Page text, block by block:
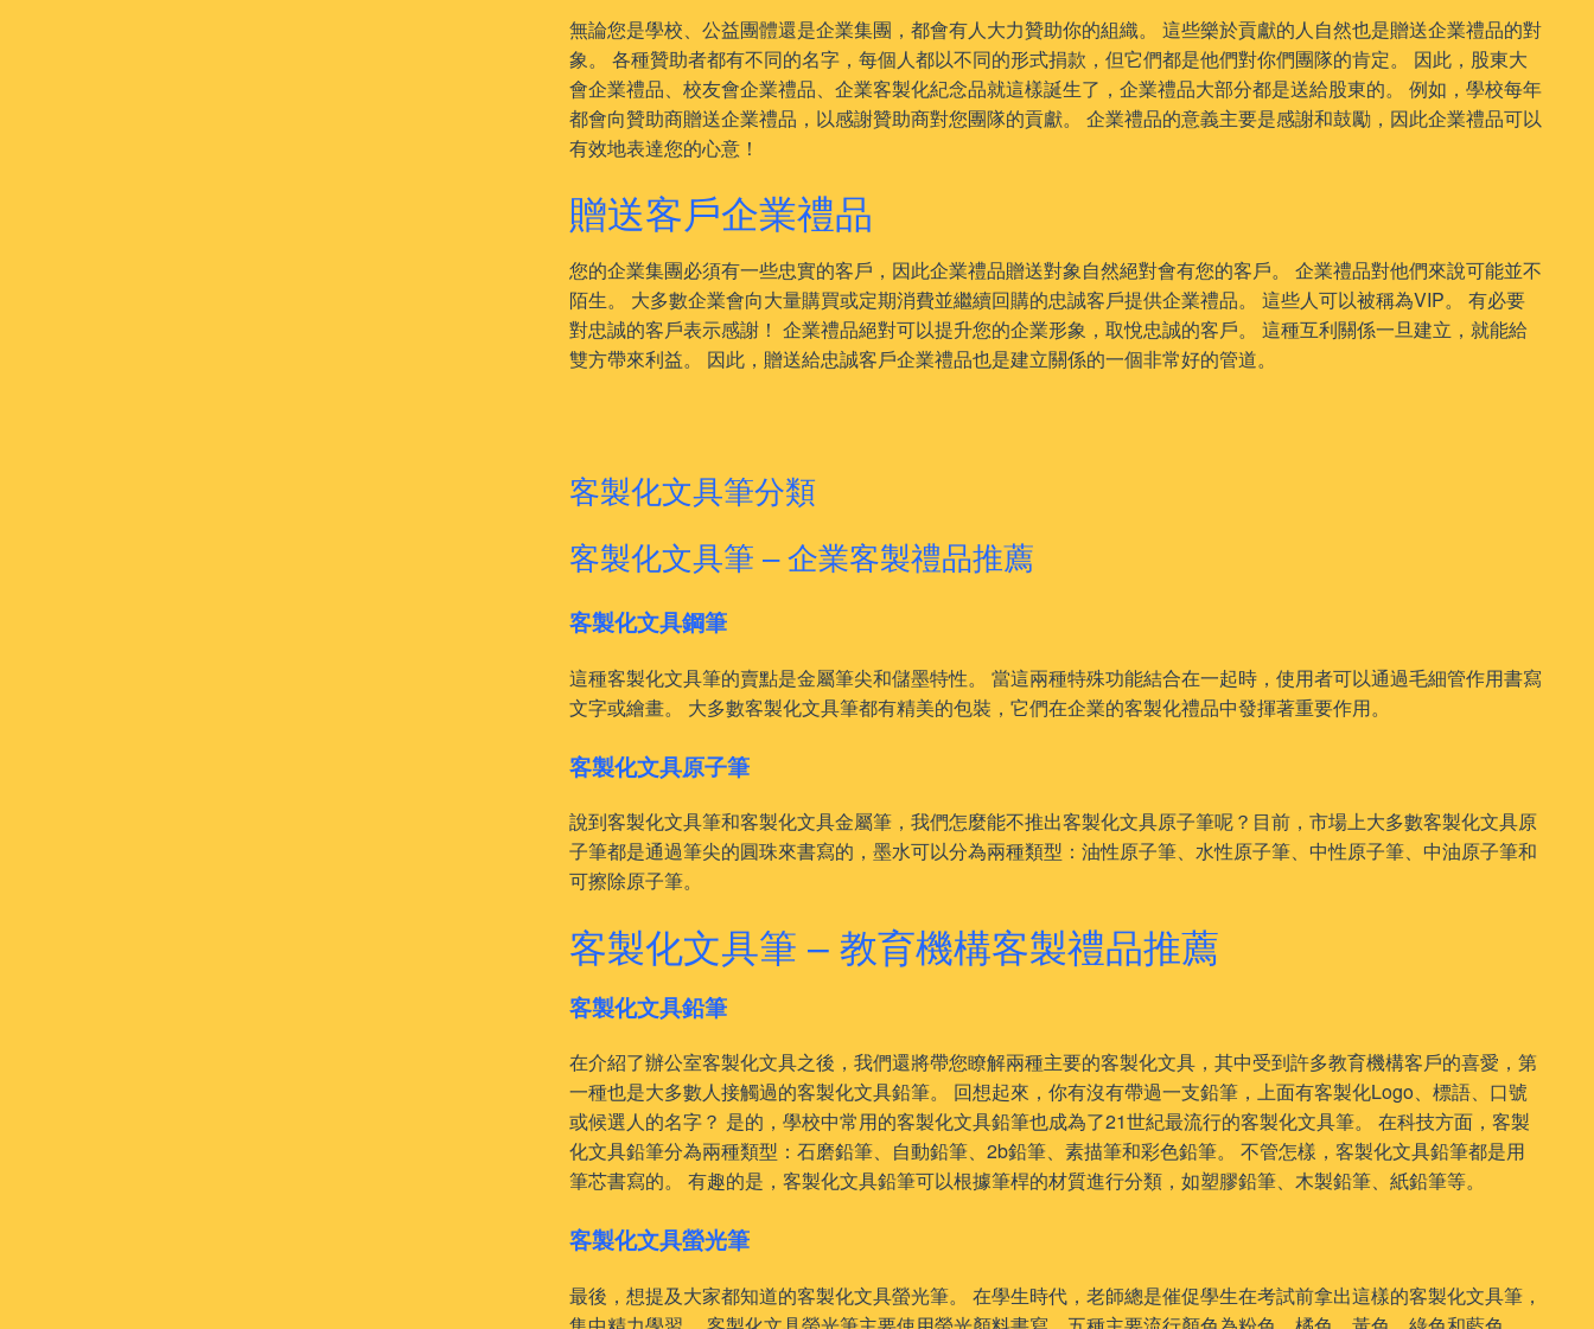
無論您是學校、公益團體還是企業集團，都會有人大力贊助你的組織。 這些樂於貢獻的人自然也是贈送企業禮品的對
象。 各種贊助者都有不同的名字，每個人都以不同的形式捐款，但它們都是他們對你們團隊的肯定。 因此，股東大
會企業禮品、校友會企業禮品、企業客製化紀念品就這樣誕生了，企業禮品大部分都是送給股東的。 例如，學校每年
都會向贊助商贈送企業禮品，以感謝贊助商對您團隊的貢獻。 企業禮品的意義主要是感謝和鼓勵，因此企業禮品可以
有效地表達您的心意！
贈送客戶企業禮品
您的企業集團必須有一些忠實的客戶，因此企業禮品贈送對象自然絕對會有您的客戶。 企業禮品對他們來說可能並不
陌生。 大多數企業會向大量購買或定期消費並繼續回購的忠誠客戶提供企業禮品。 這些人可以被稱為VIP。 有必要
對忠誠的客戶表示感謝！ 企業禮品絕對可以提升您的企業形象，取悅忠誠的客戶。 這種互利關係一旦建立，就能給
雙方帶來利益。 因此，贈送給忠誠客戶企業禮品也是建立關係的一個非常好的管道。
客製化文具筆分類
客製化文具筆 – 企業客製禮品推薦
客製化文具鋼筆
這種客製化文具筆的賣點是金屬筆尖和儲墨特性。 當這兩種特殊功能結合在一起時，使用者可以通過毛細管作用書寫
文字或繪畫。 大多數客製化文具筆都有精美的包裝，它們在企業的客製化禮品中發揮著重要作用。
客製化文具原子筆
說到客製化文具筆和客製化文具金屬筆，我們怎麼能不推出客製化文具原子筆呢？目前，市場上大多數客製化文具原
子筆都是通過筆尖的圓珠來書寫的，墨水可以分為兩種類型：油性原子筆、水性原子筆、中性原子筆、中油原子筆和
可擦除原子筆。
客製化文具筆 – 教育機構客製禮品推薦
客製化文具鉛筆
在介紹了辦公室客製化文具之後，我們還將帶您瞭解兩種主要的客製化文具，其中受到許多教育機構客戶的喜愛，第
一種也是大多數人接觸過的客製化文具鉛筆。 回想起來，你有沒有帶過一支鉛筆，上面有客製化Logo、標語、口號
或候選人的名字？ 是的，學校中常用的客製化文具鉛筆也成為了21世紀最流行的客製化文具筆。 在科技方面，客製
化文具鉛筆分為兩種類型：石磨鉛筆、自動鉛筆、2b鉛筆、素描筆和彩色鉛筆。 不管怎樣，客製化文具鉛筆都是用
筆芯書寫的。 有趣的是，客製化文具鉛筆可以根據筆桿的材質進行分類，如塑膠鉛筆、木製鉛筆、紙鉛筆等。
客製化文具螢光筆
最後，想提及大家都知道的客製化文具螢光筆。 在學生時代，老師總是催促學生在考試前拿出這樣的客製化文具筆，